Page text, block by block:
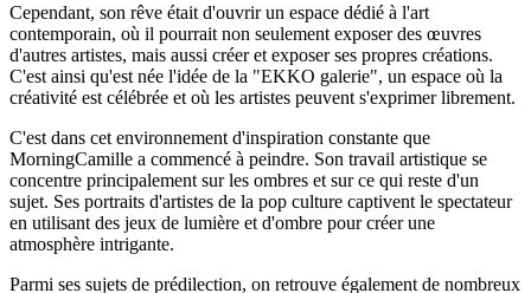
Cependant, son rêve était d'ouvrir un espace dédié à l'art
contemporain, où il pourrait non seulement exposer des œuvres
d'autres artistes, mais aussi créer et exposer ses propres créations.
C'est ainsi qu'est née l'idée de la "EKKO galerie", un espace où la
créativité est célébrée et où les artistes peuvent s'exprimer librement.
C'est dans cet environnement d'inspiration constante que
MorningCamille a commencé à peindre. Son travail artistique se
concentre principalement sur les ombres et sur ce qui reste d'un
sujet. Ses portraits d'artistes de la pop culture captivent le spectateur
en utilisant des jeux de lumière et d'ombre pour créer une
atmosphère intrigante.
Parmi ses sujets de prédilection, on retrouve également de nombreux